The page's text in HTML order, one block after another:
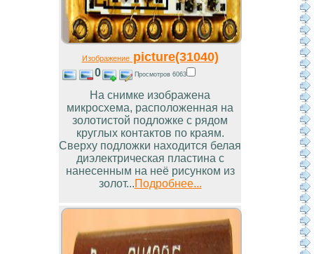
Изображениеpicture(31040)
0 Просмотров 6063
На снимке изображена
микросхема, расположенная на
золотистой подложке с рядом
круглых контактов по краям.
Сверху подложки находится белая
диэлектрическая пластина с
нанесенным на неё рисунком из
золот...Подробнее...